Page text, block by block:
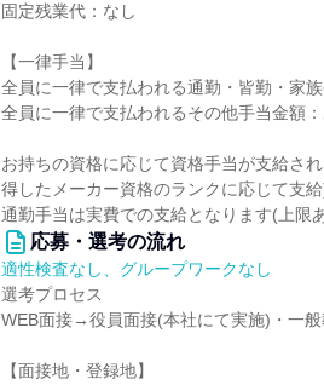
固定残業代：なし
【一律手当】
全員に一律で支払われる通勤・皆勤・家
全員に一律で支払われるその他手当金額：
お持ちの資格に応じて資格手当が支給さ
得したメーカー資格のランクに応じて支
通勤手当は実費での支給となります(上限
応募・選考の流れ
適性検査なし、グループワークなし
選考プロセス
WEB面接→役員面接(本社にて実施)・一
【面接地・登録地】